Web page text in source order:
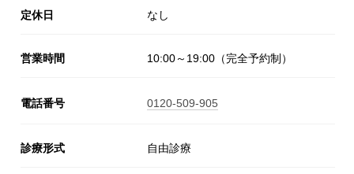
定休日 なし
営業時間 10:00～19:00（完全予約制）
電話番号 0120-509-905
診療形式 自由診療